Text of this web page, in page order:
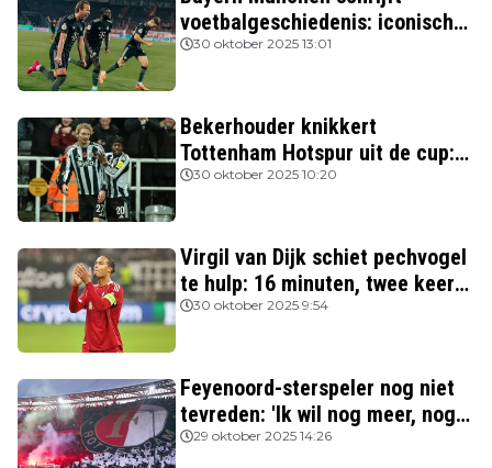
voetbalgeschiedenis: iconische
Nederlanders verslagen
30 oktober 2025 13:01
Bekerhouder knikkert
Tottenham Hotspur uit de cup:
drie van de vier topclubs nog in
30 oktober 2025 10:20
Virgil van Dijk schiet pechvogel
te hulp: 16 minuten, twee keer
rood
30 oktober 2025 9:54
Feyenoord-sterspeler nog niet
tevreden: 'Ik wil nog meer, nog
beter spelen'
29 oktober 2025 14:26